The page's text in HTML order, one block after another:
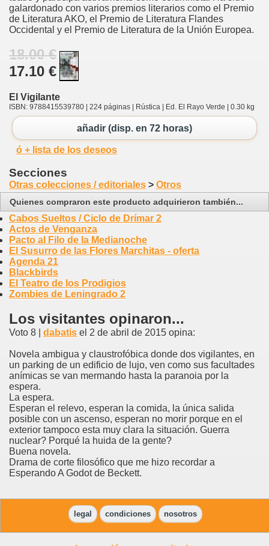
galardonado con varios premios literarios como el Premio
de Literatura AKO, el Premio de Literatura Flandes
Occidental y el Premio de Literatura de la Unión Europea.
18.00 €
17.10 €
El Vigilante
ISBN: 9788415539780 | 224 páginas | Rústica | Ed. El Rayo Verde | 0.30 kg
añadir (disp. en 72 horas)
ó + lista de los deseos
Secciones
Otras colecciones / editoriales > Otros
Quienes compraron este producto adquirieron también...
Cabos Sueltos / Ciclo de Drímar 2
Actos de Venganza
Pacto al Filo de la Medianoche
El Susurro de las Flores Marchitas - oferta
Agenda 21
Blackbirds
El Teatro de los Prodigios
Zombies de Leningrado 2
Los visitantes opinaron...
Voto 8 | dabatis el 2 de abril de 2015 opina:
Novela ambigua y claustrofóbica donde dos vigilantes, en
un parking de un edificio de lujo, ven como sus facultades
anímicas se van mermando hasta la paranoia por la
espera.
La espera.
Esperan el relevo, esperan la comida, la única salida
posible con un ascenso, esperan no morir porque en el
exterior tampoco esta muy clara la situación. Guerra
nuclear? Porqué la huida de la gente?
Buena novela.
Drama de corte filosófico que me hizo recordar a
Esperando A Godot de Beckett.
legal condiciones nosotros